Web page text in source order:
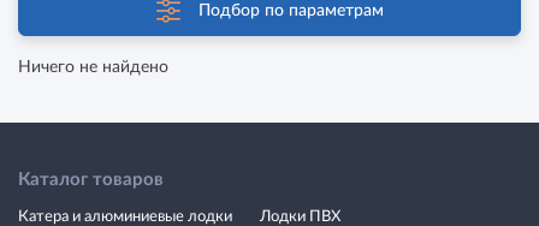
Подбор по параметрам
Ничего не найдено
Каталог товаров
Катера и алюминиевые лодки Лодки ПВХ